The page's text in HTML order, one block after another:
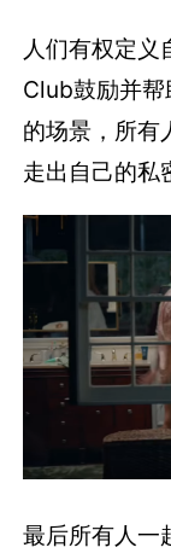
人们有权定
Club鼓励并
的场景，所有
走出自己的私
最后所有人一